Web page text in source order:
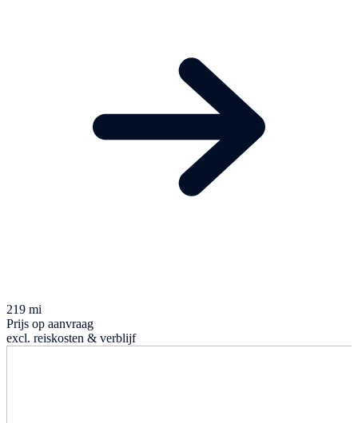
219 mi
Prijs op aanvraag
excl. reiskosten & verblijf